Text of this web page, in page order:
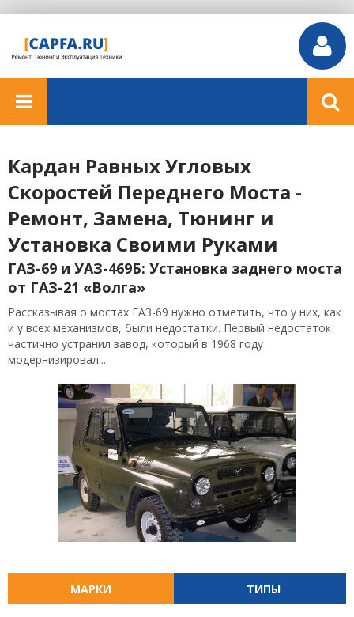
Кардан Равных Угловых
Скоростей Переднего Моста -
Ремонт, Замена, Тюнинг и
Установка Своими Руками
ГАЗ-69 и УАЗ-469Б: Установка заднего моста
от ГАЗ-21 «Волга»
Рассказывая о мостах ГАЗ-69 нужно отметить, что у них, как
и у всех механизмов, были недостатки. Первый недостаток
частично устранил завод, который в 1968 году
модернизировал...
МАРКИ ТИПЫ